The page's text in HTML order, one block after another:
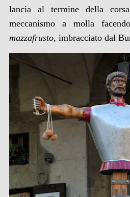
lancia al termine della
meccanismo a molla
mazzafrusto, imbracciato dal